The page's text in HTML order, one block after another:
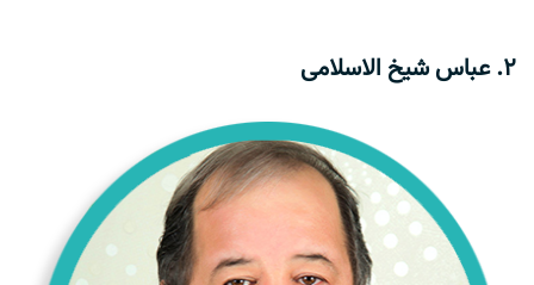
2. عباس شیخ الاسلامی